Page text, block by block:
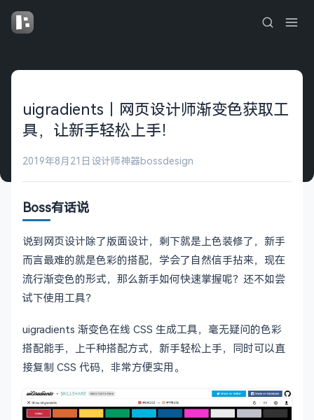
uigradients｜网页设计师渐变色获取工
具，让新手轻松上手！
2019年8月21日 设计师神器bossdesign
Boss有话说
说到网页设计除了版面设计，剩下就是上色装修了，新手
而言最难的就是色彩的搭配，学会了自然信手拈来，现在
流行渐变色的形式，那么新手如何快速掌握呢？还不如尝
试下使用工具？
uigradients 渐变色在线 CSS 生成工具，毫无疑问的色彩
搭配能手，上千种搭配方式，新手轻松上手，同时可以直
接复制 CSS 代码，非常方便实用。